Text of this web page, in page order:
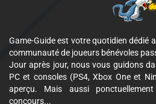
Game-Guide est votre quotidien dédié
communauté de joueurs bénévoles
Jour après jour, nous vous guidons
PC et consoles (PS4, Xbox One et
aperçu. Mais aussi
concours...